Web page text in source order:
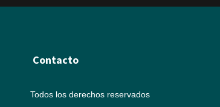
Contacto
Todos los derechos reservados